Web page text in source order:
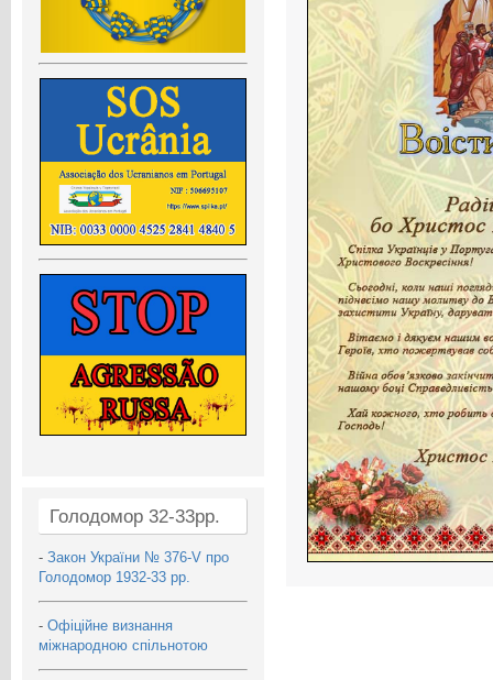
Голодомор 32-33рр.
- Закон України № 376-V про
Голодомор 1932-33 рр.
- Офіційне визнання
міжнародною спільнотою